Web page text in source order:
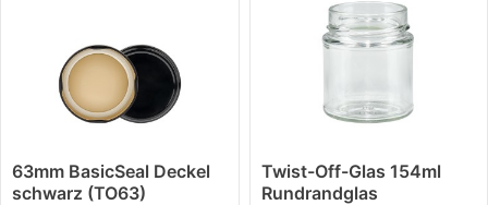
63mm BasicSeal Deckel
schwarz (TO63)
Twist-Off-Glas 154ml
Rundrandglas